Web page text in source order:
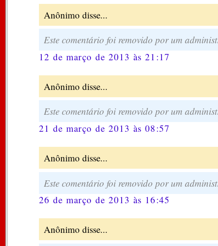
Anônimo disse...
Este comentário foi removido por um
12 de março de 2013 às 21:17
Anônimo disse...
Este comentário foi removido por um
21 de março de 2013 às 08:57
Anônimo disse...
Este comentário foi removido por um
26 de março de 2013 às 16:45
Anônimo disse...